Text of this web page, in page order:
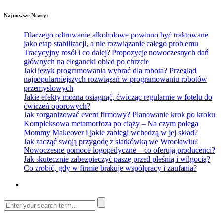
Najnowsze Newsy:
Dlaczego odtruwanie alkoholowe powinno być traktowane
jako etap stabilizacji, a nie rozwiązanie całego problemu
Tradycyjny rosół i co dalej? Propozycje nowoczesnych dań
głównych na elegancki obiad po chrzcie
Jaki język programowania wybrać dla robota? Przegląd
najpopularniejszych rozwiązań w programowaniu robotów
przemysłowych
Jakie efekty można osiągnąć, ćwicząc regularnie w fotelu do
ćwiczeń oporowych?
Jak zorganizować event firmowy? Planowanie krok po kroku
Kompleksowa metamorfoza po ciąży – Na czym polega
Mommy Makeover i jakie zabiegi wchodzą w jej skład?
Jak zacząć swoją przygodę z siatkówką we Wrocławiu?
Nowoczesne pomoce logopedyczne – co oferują producenci?
Jak skutecznie zabezpieczyć paszę przed pleśnią i wilgocią?
Co zrobić, gdy w firmie brakuje współpracy i zaufania?